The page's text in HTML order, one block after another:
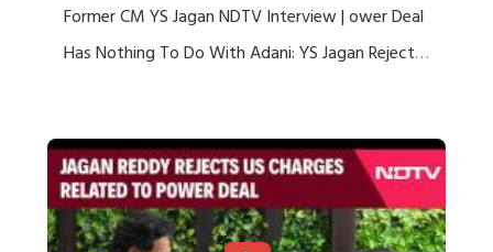
Former CM YS Jagan NDTV Interview | ower Deal
Has Nothing To Do With Adani: YS Jagan Rejects